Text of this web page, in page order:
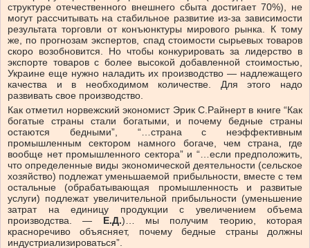
структуре отечественного внешнего сбыта достигает 70%), не
могут рассчитывать на стабильное развитие из-за зависимости
результата торговли от конъюнктуры мирового рынка. К тому
же, по прогнозам экспертов, спад стоимости сырьевых товаров
скоро возобновится. Но чтобы конкурировать за лидерство в
экспорте товаров с более высокой добавленной стоимостью,
Украине еще нужно наладить их производство — надлежащего
качества и в необходимом количестве. Для этого надо
развивать свое производство.
Как отметил норвежский экономист Эрик С.Райнерт в книге “Как
богатые страны стали богатыми, и почему бедные страны
остаются бедными”, “…страна с неэффективным
промышленным сектором намного богаче, чем страна, где
вообще нет промышленного сектора” и “…если предположить,
что определенные виды экономической деятельности (сельское
хозяйство) подлежат уменьшаемой прибыльности, вместе с тем
остальные (обрабатывающая промышленность и развитые
услуги) подлежат увеличительной прибыльности (уменьшение
затрат на единицу продукции с увеличением объема
производства. — Е.Д.)… мы получим теорию, которая
красноречиво объясняет, почему бедные страны должны
индустриализироваться”.